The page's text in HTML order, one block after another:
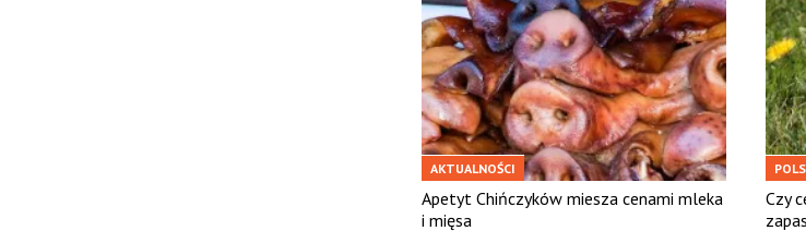
AKTUALNOŚCI
Apetyt Chińczyków miesza cenami mleka
i mięsa
Czy